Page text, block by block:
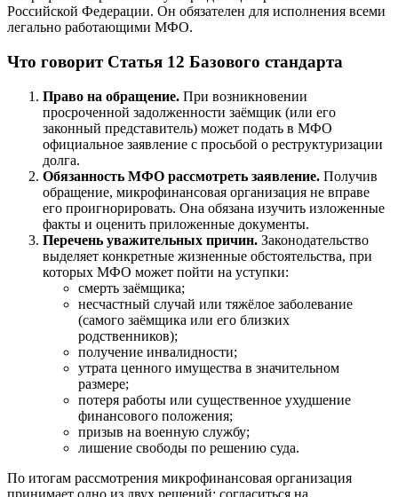
Российской Федерации. Он обязателен для исполнения всеми
легально работающими МФО.
Что говорит Статья 12 Базового стандарта
Право на обращение. При возникновении
просроченной задолженности заёмщик (или его
законный представитель) может подать в МФО
официальное заявление с просьбой о реструктуризации
долга.
Обязанность МФО рассмотреть заявление. Получив
обращение, микрофинансовая организация не вправе
его проигнорировать. Она обязана изучить изложенные
факты и оценить приложенные документы.
Перечень уважительных причин. Законодательство
выделяет конкретные жизненные обстоятельства, при
которых МФО может пойти на уступки:
смерть заёмщика;
несчастный случай или тяжёлое заболевание
(самого заёмщика или его близких
родственников);
получение инвалидности;
утрата ценного имущества в значительном
размере;
потеря работы или существенное ухудшение
финансового положения;
призыв на военную службу;
лишение свободы по решению суда.
По итогам рассмотрения микрофинансовая организация
принимает одно из двух решений: согласиться на